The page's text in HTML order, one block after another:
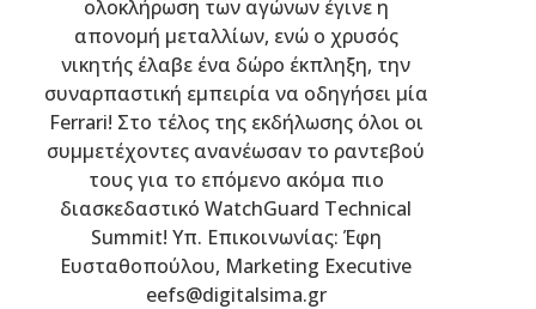
ολοκλήρωση των αγώνων έγινε η
απονομή μεταλλίων, ενώ ο χρυσός
νικητής έλαβε ένα δώρο έκπληξη, την
συναρπαστική εμπειρία να οδηγήσει μία
Ferrari! Στο τέλος της εκδήλωσης όλοι οι
συμμετέχοντες ανανέωσαν το ραντεβού
τους για τo επόμενο ακόμα πιο
διασκεδαστικό WatchGuard Technical
Summit! Υπ. Επικοινωνίας: Έφη
Ευσταθοπούλου, Marketing Executive
eefs@digitalsima.gr